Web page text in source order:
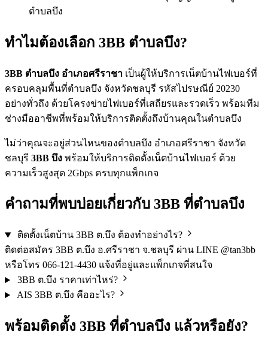
ตำบลบึง
ทำไมต้องเลือก 3BB ตำบลบึง?
3BB ตำบลบึง อำเภอศรีราชา เป็นผู้ให้บริการเน็ตบ้านไฟเบอร์ที่
ครอบคลุมพื้นที่ตำบลบึง จังหวัดชลบุรี รหัสไปรษณีย์ 20230
อย่างทั่วถึง ด้วยโครงข่ายไฟเบอร์ที่เสถียรและรวดเร็ว พร้อมทีม
ช่างมืออาชีพที่พร้อมให้บริการติดตั้งถึงบ้านคุณในตำบลบึง
ไม่ว่าคุณจะอยู่ส่วนไหนของตำบลบึง อำเภอศรีราชา จังหวัด
ชลบุรี 3BB บึง พร้อมให้บริการติดตั้งเน็ตบ้านไฟเบอร์ ด้วย
ความเร็วสูงสุด 2Gbps ครบทุกแพ็กเกจ
คำถามที่พบบ่อยเกี่ยวกับ 3BB ที่ตำบลบึง
ติดตั้งเน็ตบ้าน 3BB ต.บึง ต้องทำอย่างไร?
ติดต่อสมัคร 3BB ต.บึง อ.ศรีราชา จ.ชลบุรี ผ่าน LINE @tan3bb
หรือโทร 066-121-4430 แจ้งที่อยู่และแพ็กเกจที่สนใจ
3BB ต.บึง ราคาเท่าไหร่?
AIS 3BB ต.บึง คืออะไร?
พร้อมติดตั้ง 3BB ที่ตำบลบึง แล้วหรือยัง?